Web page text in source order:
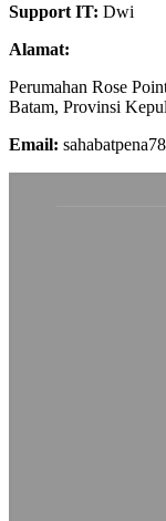
Support IT: Dwi
Alamat:
Perumahan Rose
Batam, Provinsi
Email: